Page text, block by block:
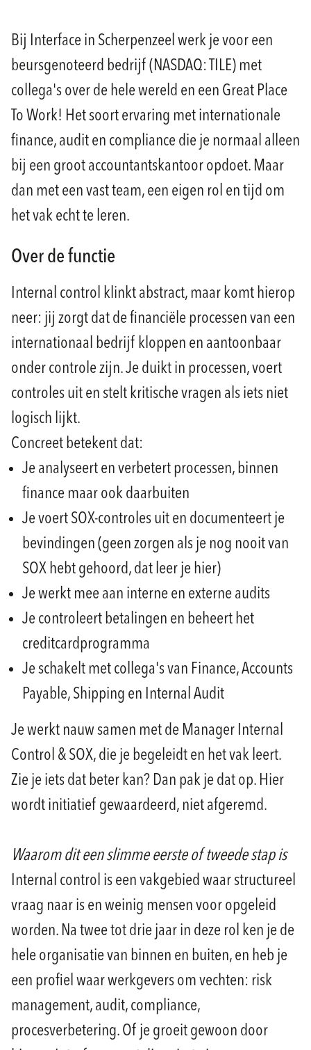
Bij Interface in Scherpenzeel werk je voor een
beursgenoteerd bedrijf (NASDAQ: TILE) met
collega's over de hele wereld en een Great Place
To Work! Het soort ervaring met internationale
finance, audit en compliance die je normaal alleen
bij een groot accountantskantoor opdoet. Maar
dan met een vast team, een eigen rol en tijd om
het vak echt te leren.
Over de functie
Internal control klinkt abstract, maar komt hierop
neer: jij zorgt dat de financiële processen van een
internationaal bedrijf kloppen en aantoonbaar
onder controle zijn. Je duikt in processen, voert
controles uit en stelt kritische vragen als iets niet
logisch lijkt.
Concreet betekent dat:
Je analyseert en verbetert processen, binnen
finance maar ook daarbuiten
Je voert SOX-controles uit en documenteert je
bevindingen (geen zorgen als je nog nooit van
SOX hebt gehoord, dat leer je hier)
Je werkt mee aan interne en externe audits
Je controleert betalingen en beheert het
creditcardprogramma
Je schakelt met collega's van Finance, Accounts
Payable, Shipping en Internal Audit
Je werkt nauw samen met de Manager Internal
Control & SOX, die je begeleidt en het vak leert.
Zie je iets dat beter kan? Dan pak je dat op. Hier
wordt initiatief gewaardeerd, niet afgeremd.
Waarom dit een slimme eerste of tweede stap is
Internal control is een vakgebied waar structureel
vraag naar is en weinig mensen voor opgeleid
worden. Na twee tot drie jaar in deze rol ken je de
hele organisatie van binnen en buiten, en heb je
een profiel waar werkgevers om vechten: risk
management, audit, compliance,
procesverbetering. Of je groeit gewoon door